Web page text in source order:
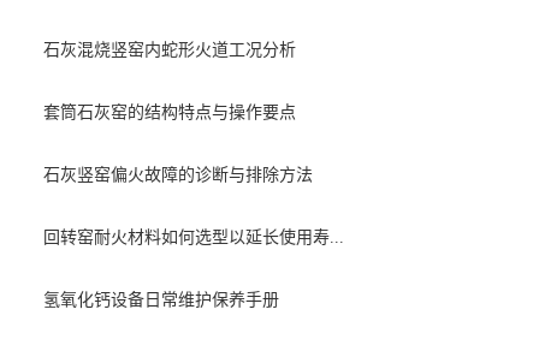
石灰混烧竖窑内蛇形火道工况分析
套筒石灰窑的结构特点与操作要点
石灰竖窑偏火故障的诊断与排除方法
回转窑耐火材料如何选型以延长使用寿...
氢氧化钙设备日常维护保养手册